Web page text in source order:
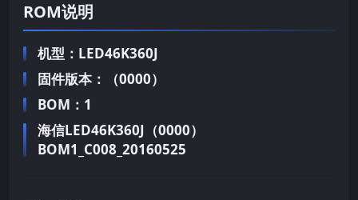
ROM说明
机型：LED46K360J
固件版本：（0000）
BOM：1
海信LED46K360J（0000）
BOM1_C008_20160525